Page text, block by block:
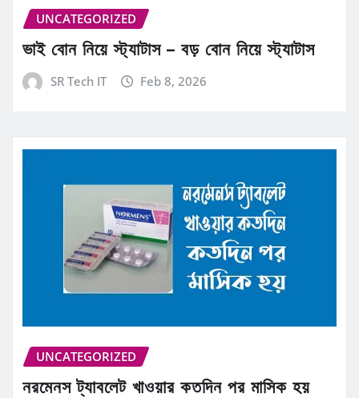
UNCATEGORIZED
ভাই বোন নিয়ে স্ট্যাটাস – বড় বোন নিয়ে স্ট্যাটাস
SR Tech IT Feb 8, 2026
UNCATEGORIZED
নরমেনস ট্যাবলেট খাওয়ার কতদিন পর মাসিক হয়